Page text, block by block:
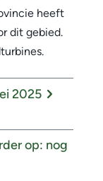
heeft
dit gebied.
2025
op: nog